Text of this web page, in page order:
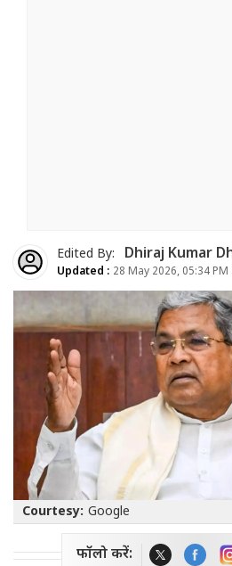
Edited By: Dhiraj Kumar
Updated : 28 May 2026, 05:34 PM
Courtesy: Google
फॉलो करें: